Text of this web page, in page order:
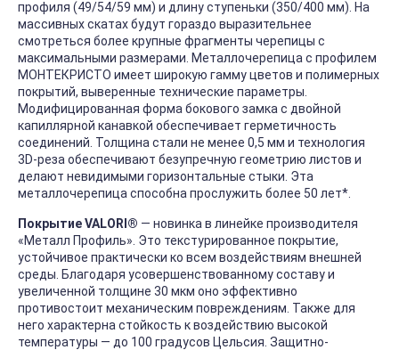
профиля (49/54/59 мм) и длину ступеньки (350/400 мм). На
массивных скатах будут гораздо выразительнее
смотреться более крупные фрагменты черепицы с
максимальными размерами. Металлочерепица с профилем
МОНТЕКРИСТО имеет широкую гамму цветов и полимерных
покрытий, выверенные технические параметры.
Модифицированная форма бокового замка с двойной
капиллярной канавкой обеспечивает герметичность
соединений. Толщина стали не менее 0,5 мм и технология
3D-реза обеспечивают безупречную геометрию листов и
делают невидимыми горизонтальные стыки. Эта
металлочерепица способна прослужить более 50 лет*.
Покрытие VALORI® — новинка в линейке производителя
«Металл Профиль». Это текстурированное покрытие,
устойчивое практически ко всем воздействиям внешней
среды. Благодаря усовершенствованному составу и
увеличенной толщине 30 мкм оно эффективно
противостоит механическим повреждениям. Также для
него характерна стойкость к воздействию высокой
температуры — до 100 градусов Цельсия. Защитно-